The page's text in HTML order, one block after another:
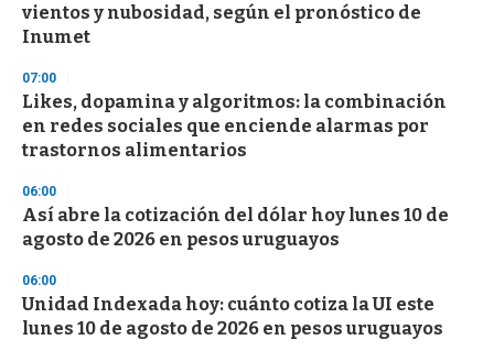
vientos y nubosidad, según el pronóstico de
Inumet
07:00
Likes, dopamina y algoritmos: la combinación
en redes sociales que enciende alarmas por
trastornos alimentarios
06:00
Así abre la cotización del dólar hoy lunes 10 de
agosto de 2026 en pesos uruguayos
06:00
Unidad Indexada hoy: cuánto cotiza la UI este
lunes 10 de agosto de 2026 en pesos uruguayos